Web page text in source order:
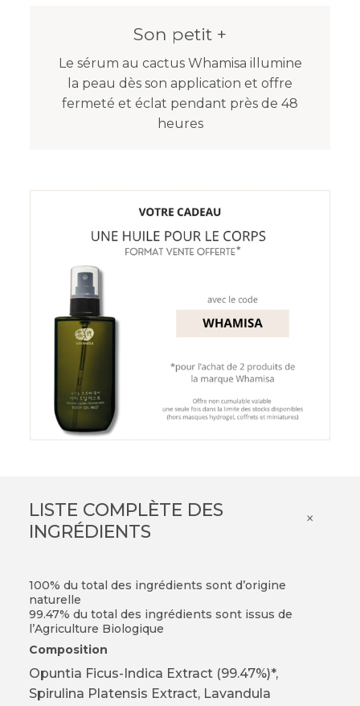
Son petit +
Le sérum au cactus Whamisa illumine
la peau dès son application et offre
fermeté et éclat pendant près de 48
heures
LISTE COMPLÈTE DES
INGRÉDIENTS
×
100% du total des ingrédients sont d’origine
naturelle
99.47% du total des ingrédients sont issus de
l’Agriculture Biologique
Composition
Opuntia Ficus-Indica Extract (99.47%)*,
Spirulina Platensis Extract, Lavandula